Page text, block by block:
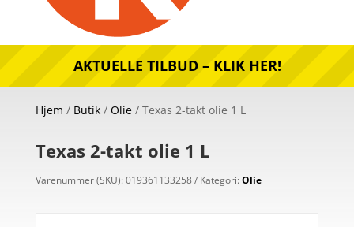
AKTUELLE TILBUD – KLIK HER!
Hjem / Butik/ Olie/ Texas 2-takt olie 1 L
Texas 2-takt olie 1 L
Varenummer (SKU): 019361133258 Kategori: Olie